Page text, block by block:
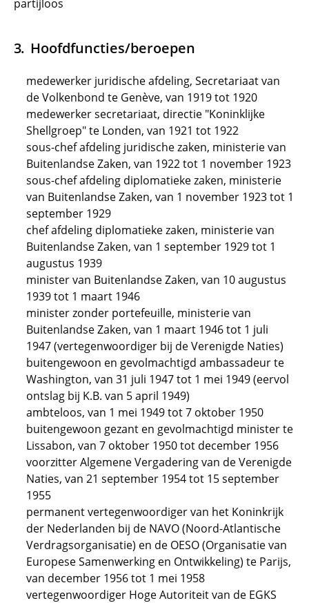
partijloos
Hoofdfuncties/beroepen
medewerker juridische afdeling, Secretariaat van
de Volkenbond te Genève, van 1919 tot 1920
medewerker secretariaat, directie "Koninklijke
Shellgroep" te Londen, van 1921 tot 1922
sous-chef afdeling juridische zaken, ministerie van
Buitenlandse Zaken, van 1922 tot 1 november 1923
sous-chef afdeling diplomatieke zaken, ministerie
van Buitenlandse Zaken, van 1 november 1923 tot 1
september 1929
chef afdeling diplomatieke zaken, ministerie van
Buitenlandse Zaken, van 1 september 1929 tot 1
augustus 1939
minister van Buitenlandse Zaken, van 10 augustus
1939 tot 1 maart 1946
minister zonder portefeuille, ministerie van
Buitenlandse Zaken, van 1 maart 1946 tot 1 juli
1947 (vertegenwoordiger bij de Verenigde Naties)
buitengewoon en gevolmachtigd ambassadeur te
Washington, van 31 juli 1947 tot 1 mei 1949 (eervol
ontslag bij K.B. van 5 april 1949)
ambteloos, van 1 mei 1949 tot 7 oktober 1950
buitengewoon gezant en gevolmachtigd minister te
Lissabon, van 7 oktober 1950 tot december 1956
voorzitter Algemene Vergadering van de Verenigde
Naties, van 21 september 1954 tot 15 september
1955
permanent vertegenwoordiger van het Koninkrijk
der Nederlanden bij de NAVO (Noord-Atlantische
Verdragsorganisatie) en de OESO (Organisatie van
Europese Samenwerking en Ontwikkeling) te Parijs,
van december 1956 tot 1 mei 1958
vertegenwoordiger Hoge Autoriteit van de EGKS